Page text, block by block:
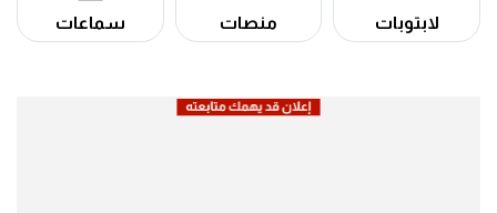
لابتوبات منصات سماعات